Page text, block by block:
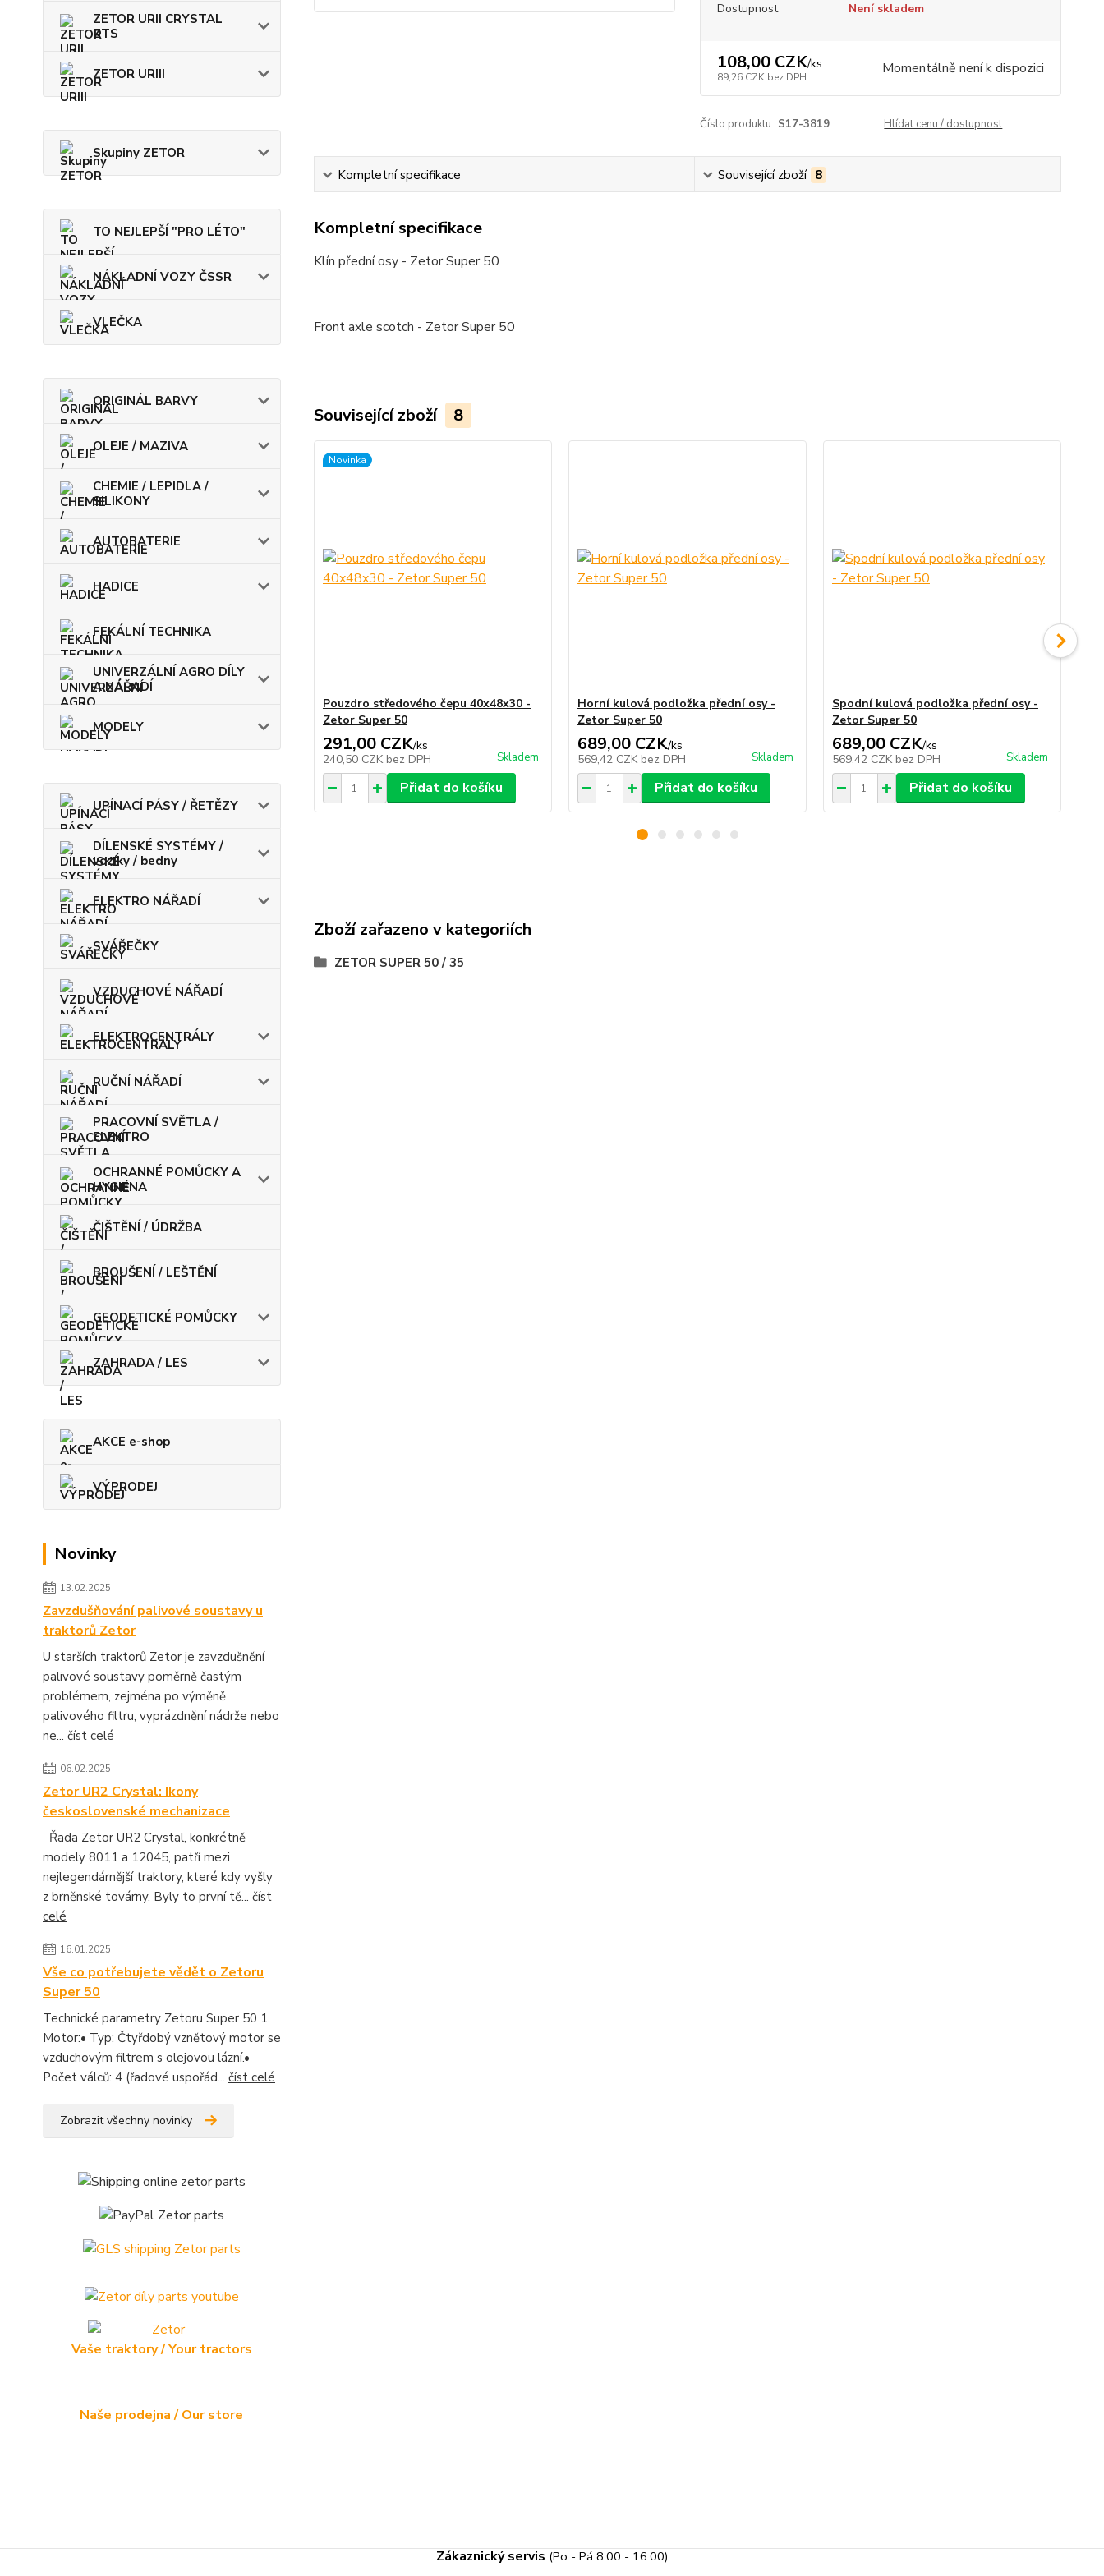
ZETOR URII CRYSTAL
ZTS
ZETOR URIII
Skupiny ZETOR
TO NEJLEPŠÍ "PRO LÉTO"
NÁKLADNÍ VOZY ČSSR
VLEČKA
ORIGINÁL BARVY
OLEJE / MAZIVA
CHEMIE / LEPIDLA /
SILIKONY
AUTOBATERIE
HADICE
FEKÁLNÍ TECHNIKA
UNIVERZÁLNÍ AGRO DÍLY
A NÁŘADÍ
MODELY
UPÍNACÍ PÁSY / ŘETĚZY
DÍLENSKÉ SYSTÉMY /
vozíky / bedny
ELEKTRO NÁŘADÍ
SVÁŘEČKY
VZDUCHOVÉ NÁŘADÍ
ELEKTROCENTRÁLY
RUČNÍ NÁŘADÍ
PRACOVNÍ SVĚTLA /
ELEKTRO
OCHRANNÉ POMŮCKY A
HYGIENA
ČIŠTĚNÍ / ÚDRŽBA
BROUŠENÍ / LEŠTĚNÍ
GEODETICKÉ POMŮCKY
ZAHRADA / LES
AKCE e-shop
VÝPRODEJ
Novinky
13.02.2025
Zavzdušňování palivové soustavy u
traktorů Zetor
U starších traktorů Zetor je zavzdušnění
palivové soustavy poměrně častým
problémem, zejména po výměně
palivového filtru, vyprázdnění nádrže nebo
ne... číst celé
06.02.2025
Zetor UR2 Crystal: Ikony
československé mechanizace
Řada Zetor UR2 Crystal, konkrétně
modely 8011 a 12045, patří mezi
nejlegendárnější traktory, které kdy vyšly
z brněnské továrny. Byly to první tě... číst
celé
16.01.2025
Vše co potřebujete vědět o Zetoru
Super 50
Technické parametry Zetoru Super 50 1.
Motor:• Typ: Čtyřdobý vznětový motor se
vzduchovým filtrem s olejovou lázní.•
Počet válců: 4 (řadové uspořád... číst celé
Zobrazit všechny novinky
Vaše traktory / Your tractors
Naše prodejna / Our store
Dostupnost Není skladem
108,00 CZK/ks
89,26 CZK bez DPH Momentálně není k dispozici
Číslo produktu: S17-3819 Hlídat cenu / dostupnost
Kompletní specifikace Související zboží 8
Kompletní specifikace
Klín přední osy - Zetor Super 50
Front axle scotch - Zetor Super 50
Související zboží 8
Novinka
Pouzdro středového čepu 40x48x30 -
Zetor Super 50
291,00 CZK/ks
240,50 CZK bez DPH Skladem
Přidat do košíku
Horní kulová podložka přední osy -
Zetor Super 50
689,00 CZK/ks
569,42 CZK bez DPH Skladem
Přidat do košíku
Spodní kulová podložka přední osy -
Zetor Super 50
689,00 CZK/ks
569,42 CZK bez DPH Skladem
Přidat do košíku
Zboží zařazeno v kategoriích
ZETOR SUPER 50 / 35
Zákaznický servis (Po - Pá 8:00 - 16:00)